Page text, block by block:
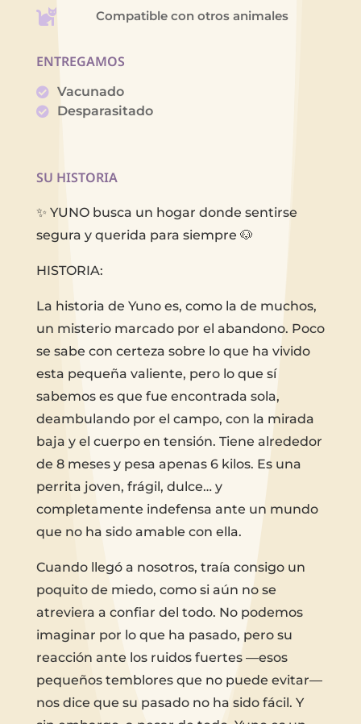
Compatible con otros animales
ENTREGAMOS
Vacunado
Desparasitado
SU HISTORIA
✨ YUNO busca un hogar donde sentirse
segura y querida para siempre 🐶
HISTORIA:
La historia de Yuno es, como la de muchos,
un misterio marcado por el abandono. Poco
se sabe con certeza sobre lo que ha vivido
esta pequeña valiente, pero lo que sí
sabemos es que fue encontrada sola,
deambulando por el campo, con la mirada
baja y el cuerpo en tensión. Tiene alrededor
de 8 meses y pesa apenas 6 kilos. Es una
perrita joven, frágil, dulce… y
completamente indefensa ante un mundo
que no ha sido amable con ella.
Cuando llegó a nosotros, traía consigo un
poquito de miedo, como si aún no se
atreviera a confiar del todo. No podemos
imaginar por lo que ha pasado, pero su
reacción ante los ruidos fuertes —esos
pequeños temblores que no puede evitar—
nos dice que su pasado no ha sido fácil. Y